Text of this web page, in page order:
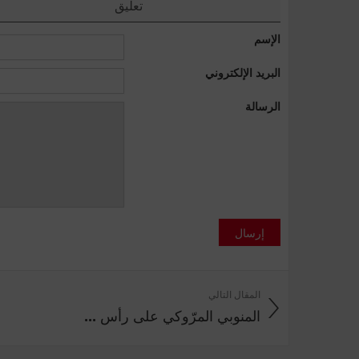
تعليق
الإسم
البريد الإلكتروني
الرسالة
إرسال
المقال التالي
المنوبي المرّوكي على رأس ...